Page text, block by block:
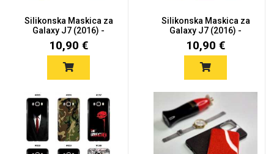
Silikonska Maskica za
Galaxy J7 (2016) -
Šaren...
10,90 €
Silikonska Maskica za
Galaxy J7 (2016) -
Šaren...
10,90 €